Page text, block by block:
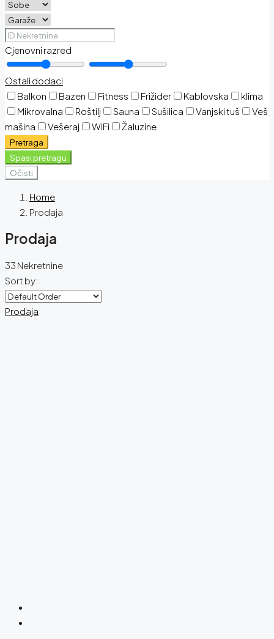
Cjenovni razred
Ostali dodaci
Balkon
Bazen Fitness Frižider Kablovska
klima
Mikrovalna
Roštilj Sauna Sušilica Vanjski tuš
Veš
mašina
Vešeraj WiFi Žaluzine
Pretraga
Spasi pretragu
Očisti
Home
Prodaja
Prodaja
33 Nekretnine
Sort by:
Prodaja